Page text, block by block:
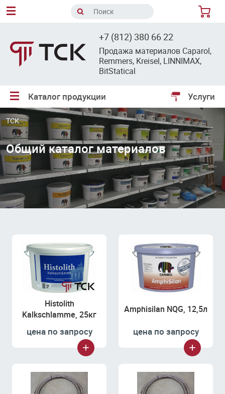
+7 (812) 380 66 22
Продажа материалов Caparol,
Remmers, Kreisel, LINNIMAX,
BitStatical
Каталог продукции Услуги
ТСК
Общий каталог материалов
Histolith
Kalkschlamme, 25кг
цена по запросу
Amphisilan NQG, 12,5л
цена по запросу